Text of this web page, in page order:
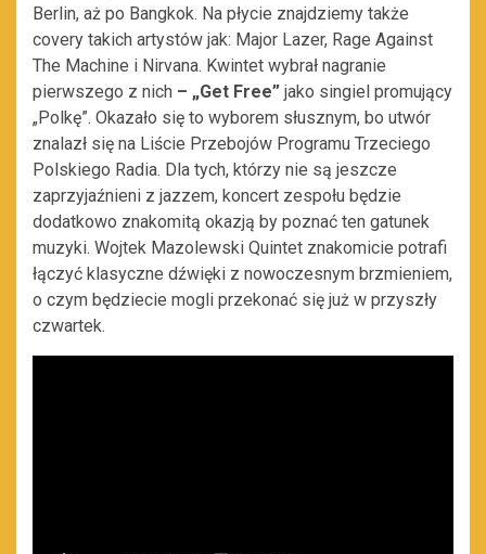
Berlin, aż po Bangkok. Na płycie znajdziemy także
covery takich artystów jak: Major Lazer, Rage Against
The Machine i Nirvana. Kwintet wybrał nagranie
pierwszego z nich – „Get Free” jako singiel promujący
„Polkę”. Okazało się to wyborem słusznym, bo utwór
znalazł się na Liście Przebojów Programu Trzeciego
Polskiego Radia. Dla tych, którzy nie są jeszcze
zaprzyjaźnieni z jazzem, koncert zespołu będzie
dodatkowo znakomitą okazją by poznać ten gatunek
muzyki. Wojtek Mazolewski Quintet znakomicie potrafi
łączyć klasyczne dźwięki z nowoczesnym brzmieniem,
o czym będziecie mogli przekonać się już w przyszły
czwartek.